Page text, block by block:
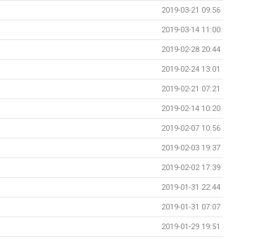
2019-03-21 09:56
2019-03-14 11:00
2019-02-28 20:44
2019-02-24 13:01
2019-02-21 07:21
2019-02-14 10:20
2019-02-07 10:56
2019-02-03 19:37
2019-02-02 17:39
2019-01-31 22:44
2019-01-31 07:07
2019-01-29 19:51